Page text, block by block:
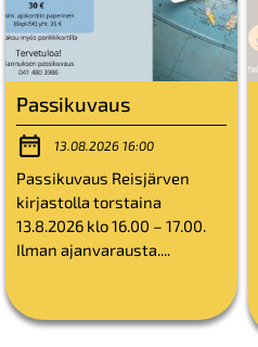
Passikuvaus
13.08.2026 16:00
Passikuvaus Reisjärven
kirjastolla torstaina
13.8.2026 klo 16.00 – 17.00.
Ilman ajanvarausta....